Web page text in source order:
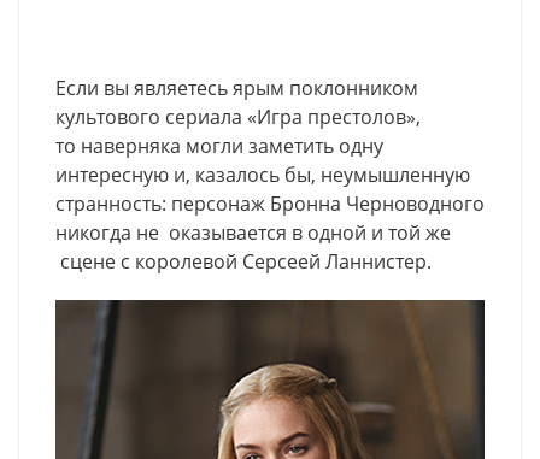
Если вы являетесь ярым поклонником
культового сериала «Игра престолов»,
то наверняка могли заметить одну
интересную и, казалось бы, неумышленную
странность: персонаж Бронна Черноводного
никогда не оказывается в одной и той же
сцене с королевой Серсеей Ланнистер.